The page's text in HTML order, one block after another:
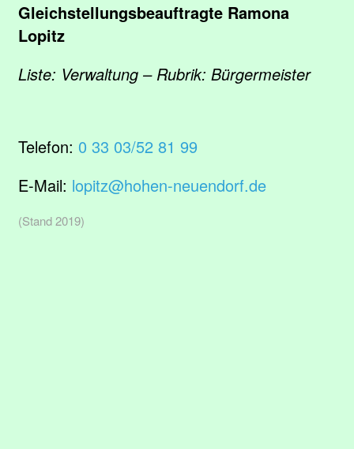
Gleichstellungsbeauftragte Ramona
Lopitz
Liste: Verwaltung – Rubrik: Bürgermeister
Telefon: 0 33 03/52 81 99
E-Mail: lopitz@hohen-neuendorf.de
(Stand 2019)